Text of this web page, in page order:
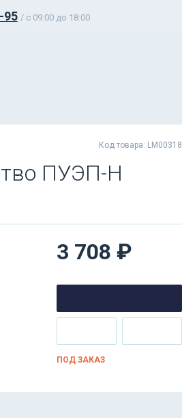
95 / c 09:00 до 18:00
Код товара: LM00318
ПУЭП-Н
3 708 ₽
ПОД ЗАКАЗ